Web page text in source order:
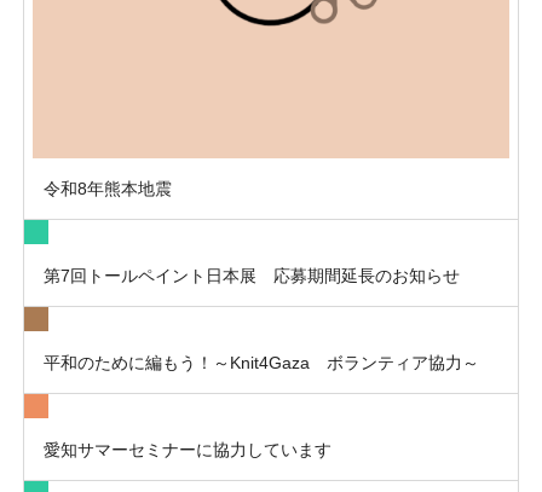
令和8年熊本地震
第7回トールペイント日本展 応募期間延長のお知らせ
平和のために編もう！～Knit4Gaza ボランティア協力～
愛知サマーセミナーに協力しています